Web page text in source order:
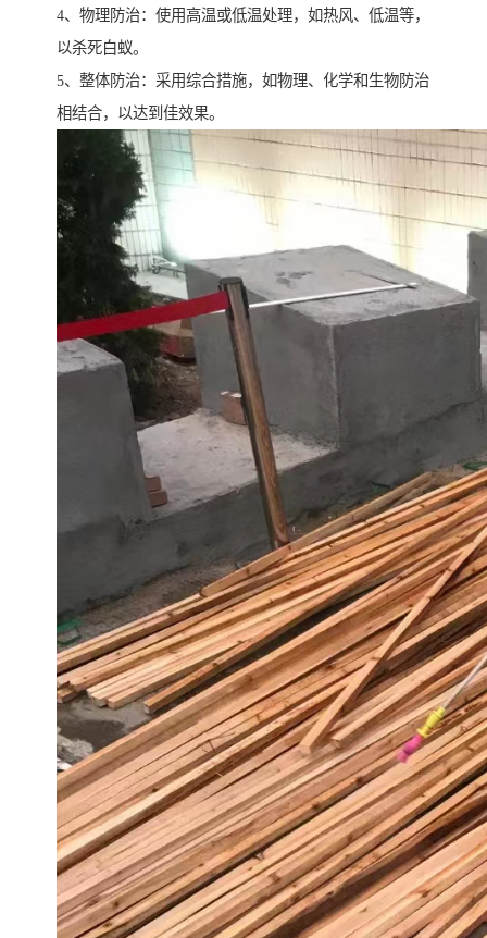
4、物理防治：使用高温或低温处理，如热风、低温等，
以杀死白蚁。
5、整体防治：采用综合措施，如物理、化学和生物防治
相结合，以达到佳效果。